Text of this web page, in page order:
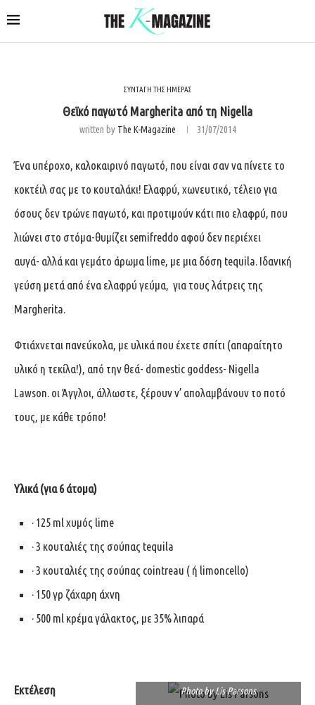
ΣΥΝΤΑΓΗ ΤΗΣ ΗΜΕΡΑΣ
Θεϊκό παγωτό Margherita από τη Nigella
written by The K-Magazine 31/07/2014
Ένα υπέροχο, καλοκαιρινό παγωτό, που είναι σαν να πίνετε το
κοκτέιλ σας με το κουταλάκι! Ελαφρύ, χωνευτικό, τέλειο για
όσους δεν τρώνε παγωτό, και προτιμούν κάτι πιο ελαφρύ, που
λιώνει στο στόμα-θυμίζει semifreddo αφού δεν περιέχει
αυγά- αλλά και γεμάτο άρωμα lime, με μια δόση tequila. Ιδανική
γεύση μετά από ένα ελαφρύ γεύμα, για τους λάτρεις της
Margherita.
Φτιάχνεται πανεύκολα, με υλικά που έχετε σπίτι (απαραίτητο
υλικό η τεκίλα!), από την θεά- domestic goddess- Nigella
Lawson. οι Άγγλοι, άλλωστε, ξέρουν ν’ απολαμβάνουν το ποτό
τους, με κάθε τρόπο!
Υλικά(για6άτομα)
· 125 ml χυμός lime
· 3 κουταλιές της σούπας tequila
· 3 κουταλιές της σούπας cointreau ( ή limoncello)
· 150 γρ ζάχαρη άχνη
· 500 ml κρέμα γάλακτος, με 35% λιπαρά
Photo by Lis Parsons
Εκτέλεση